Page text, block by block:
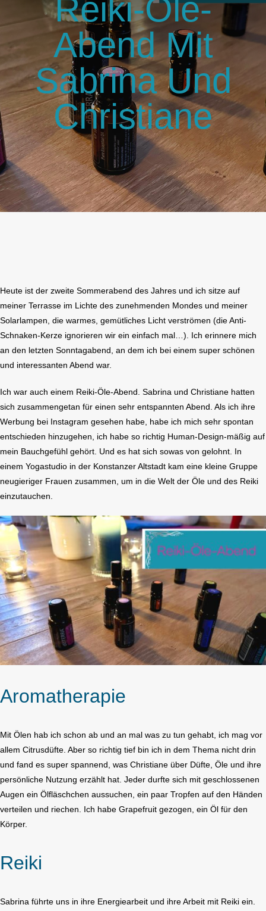
GlücksMond Atelier
Meine Lieblingsblogs
Über mich
Kontakt
Reiki-Öle-
Abend Mit
Sabrina Und
Christiane
Heute ist der zweite Sommerabend des Jahres und ich sitze auf
meiner Terrasse im Lichte des zunehmenden Mondes und meiner
Solarlampen, die warmes, gemütliches Licht verströmen (die Anti-
Schnaken-Kerze ignorieren wir ein einfach mal…). Ich erinnere mich
an den letzten Sonntagabend, an dem ich bei einem super schönen
und interessanten Abend war.
Ich war auch einem Reiki-Öle-Abend. Sabrina und Christiane hatten
sich zusammengetan für einen sehr entspannten Abend. Als ich ihre
Werbung bei Instagram gesehen habe, habe ich mich sehr spontan
entschieden hinzugehen, ich habe so richtig Human-Design-mäßig auf
mein Bauchgefühl gehört. Und es hat sich sowas von gelohnt. In
einem Yogastudio in der Konstanzer Altstadt kam eine kleine Gruppe
neugieriger Frauen zusammen, um in die Welt der Öle und des Reiki
einzutauchen.
Aromatherapie
Mit Ölen hab ich schon ab und an mal was zu tun gehabt, ich mag vor
allem Citrusdüfte. Aber so richtig tief bin ich in dem Thema nicht drin
und fand es super spannend, was Christiane über Düfte, Öle und ihre
persönliche Nutzung erzählt hat. Jeder durfte sich mit geschlossenen
Augen ein Ölfläschchen aussuchen, ein paar Tropfen auf den Händen
verteilen und riechen. Ich habe Grapefruit gezogen, ein Öl für den
Körper.
Reiki
Sabrina führte uns in ihre Energiearbeit und ihre Arbeit mit Reiki ein.